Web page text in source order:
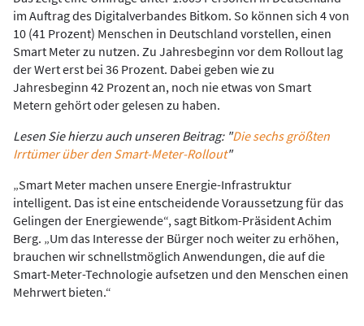
im Auftrag des Digitalverbandes Bitkom. So können sich 4 von
10 (41 Prozent) Menschen in Deutschland vorstellen, einen
Smart Meter zu nutzen. Zu Jahresbeginn vor dem Rollout lag
der Wert erst bei 36 Prozent. Dabei geben wie zu
Jahresbeginn 42 Prozent an, noch nie etwas von Smart
Metern gehört oder gelesen zu haben.
Lesen Sie hierzu auch unseren Beitrag: "Die sechs größten
Irrtümer über den Smart-Meter-Rollout"
„Smart Meter machen unsere Energie-Infrastruktur
intelligent. Das ist eine entscheidende Voraussetzung für das
Gelingen der Energiewende“, sagt Bitkom-Präsident Achim
Berg. „Um das Interesse der Bürger noch weiter zu erhöhen,
brauchen wir schnellstmöglich Anwendungen, die auf die
Smart-Meter-Technologie aufsetzen und den Menschen einen
Mehrwert bieten.“